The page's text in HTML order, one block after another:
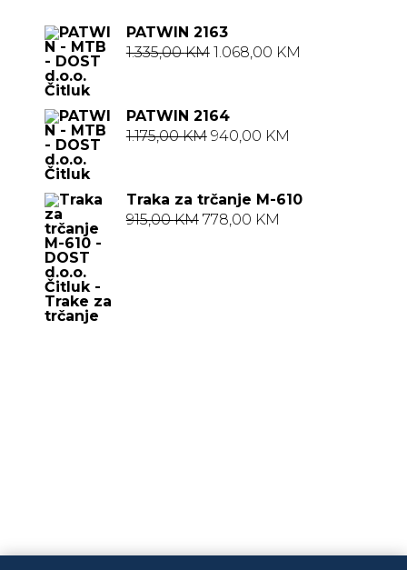
PATWIN 2163
1.335,00KM Izvorna
je:
1.068,00 KM
PATWIN 2164
1.175,00KM Izvorna
je:
940,00 KM
Traka za trčanje M-610
915,00KM Izvorna
778,00 KM